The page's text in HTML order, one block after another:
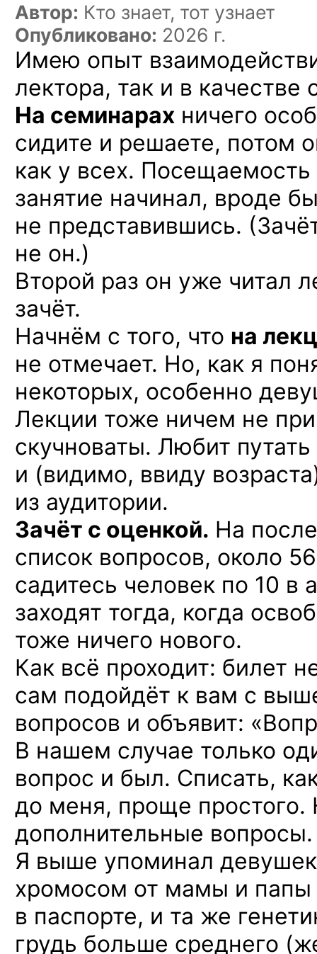
Автор: Кто знает, тот узнает
Опубликовано: 2026 г.
Имею опыт
лектора, так и в качестве
На семинарах ничего
сидите и решаете, потом
как у всех.
занятие начинал, вроде
не представившись.
не он.)
Второй раз он уже читал
зачёт.
Начнём с того, что на
не отмечает. Но, как я
некоторых, особенно
Лекции тоже ничем не
скучноваты. Любит
и (видимо, ввиду
из аудитории.
Зачёт с оценкой. На
список вопросов, около
садитесь человек по 10
заходят тогда, когда
тоже ничего нового.
Как всё проходит: билет
сам подойдёт к вам с
вопросов и объявит:
В нашем случае только
вопрос и был. Списать,
до меня, проще простого.
дополнительные вопросы.
Я выше упоминал
хромосом от мамы и
в паспорте, и та же
грудь больше среднего